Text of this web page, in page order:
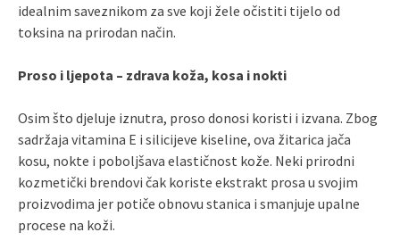
idealnim saveznikom za sve koji žele očistiti tijelo od
toksina na prirodan način.
Proso i ljepota – zdrava koža, kosa i nokti
Osim što djeluje iznutra, proso donosi koristi i izvana. Zbog
sadržaja vitamina E i silicijeve kiseline, ova žitarica jača
kosu, nokte i poboljšava elastičnost kože. Neki prirodni
kozmetički brendovi čak koriste ekstrakt prosa u svojim
proizvodima jer potiče obnovu stanica i smanjuje upalne
procese na koži.